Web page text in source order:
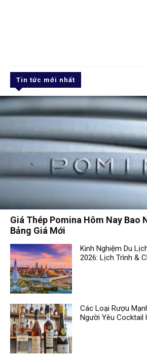
Tin tức mới nhất
Giá Thép Pomina Hôm Nay Bao
Bảng Giá Mới
Kinh Nghiệm Du
2026: Lịch Trình &
Các Loại Rượu
Người Yêu Cocktail